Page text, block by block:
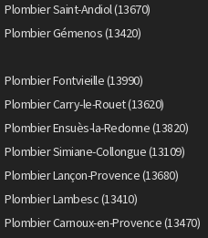
Plombier Saint-Andiol (13670)
Plombier Gémenos (13420)
Plombier Fontvieille (13990)
Plombier Carry-le-Rouet (13620)
Plombier Ensuès-la-Redonne (13820)
Plombier Simiane-Collongue (13109)
Plombier Lançon-Provence (13680)
Plombier Lambesc (13410)
Plombier Carnoux-en-Provence (13470)